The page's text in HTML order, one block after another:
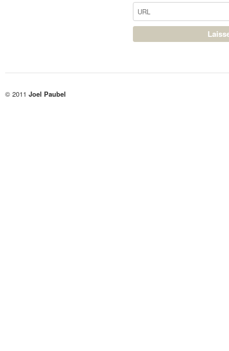
© 2011 Joel Paubel